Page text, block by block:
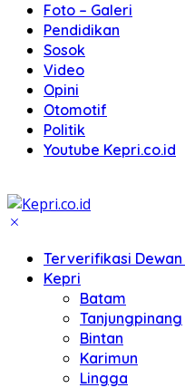
Foto – Galeri
Pendidikan
Sosok
Video
Opini
Otomotif
Politik
Youtube Kepri.co.id
Terverifikasi Dewan
Kepri
Batam
Tanjungpinang
Bintan
Karimun
Lingga